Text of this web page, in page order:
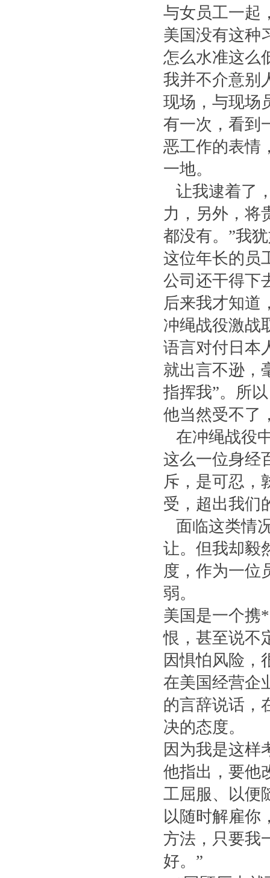
与女员工一起
美国没有这种
怎么水准这么
我并不介意别
现场，与现场
有一次，看到
恶工作的表情
一地。
让我逮着了
力，另外，将
都没有。”我
这位年长的员
公司还干得下
后来我才知道
冲绳战役激战
语言对付日本
就出言不逊，
指挥我”。所
他当然受不了
在冲绳战役
这么一位身经
斥，是可忍，
受，超出我们
面临这类情
让。但我却毅
度，作为一位
弱。
美国是一个携
恨，甚至说不
因惧怕风险，
在美国经营企
的言辞说话，
决的态度。
因为我是这样
他指出，要他
工屈服、以便
以随时解雇你
方法，只要我
好。”